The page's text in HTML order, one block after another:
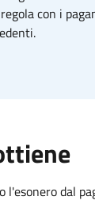
con i
l'esonero dal